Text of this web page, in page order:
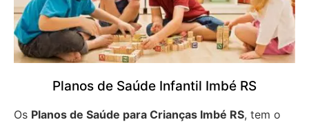
Planos de Saúde Infantil Imbé RS
Os Planos de Saúde para Crianças Imbé RS, tem o